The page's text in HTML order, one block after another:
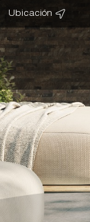
Ubicación